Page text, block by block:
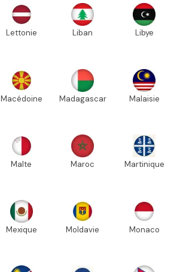
Lettonie Liban Libye
Macédoine Madagascar Malaisie
Malte Maroc Martinique
Mexique Moldavie Monaco